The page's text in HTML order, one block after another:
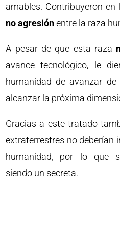
amables. Contribuyeron
no agresiónentre la raza
A pesar de que esta raza
avance tecnológico, le
humanidad de avanzar de
alcanzar la próxima
Gracias a este tratado
extraterrestres no deberían
humanidad, por lo que
siendo un secreta.